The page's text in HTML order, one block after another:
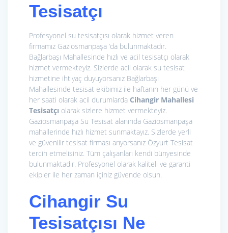
Tesisatçı
Profesyonel su tesisatçısı olarak hizmet veren
firmamız Gaziosmanpaşa ‘da bulunmaktadır.
Bağlarbaşı Mahallesinde hızlı ve acil tesisatçı olarak
hizmet vermekteyiz. Sizlerde acil olarak su tesisat
hizmetine ihtiyaç duyuyorsanız Bağlarbaşı
Mahallesinde tesisat ekibimiz ile haftanın her günü ve
her saati olarak acil durumlarda Cihangir Mahallesi
Tesisatçı olarak sizlere hizmet vermekteyiz.
Gaziosmanpaşa Su Tesisat alanında Gaziosmanpaşa
mahallerinde hızlı hizmet sunmaktayız. Sizlerde yerli
ve güvenilir tesisat firması arıyorsanız Özyurt Tesisat
tercih etmelisiniz. Tüm çalışanları kendi bünyesinde
bulunmaktadır. Profesyonel olarak kaliteli ve garanti
ekipler ile her zaman içiniz güvende olsun.
Cihangir Su
Tesisatçısı Ne